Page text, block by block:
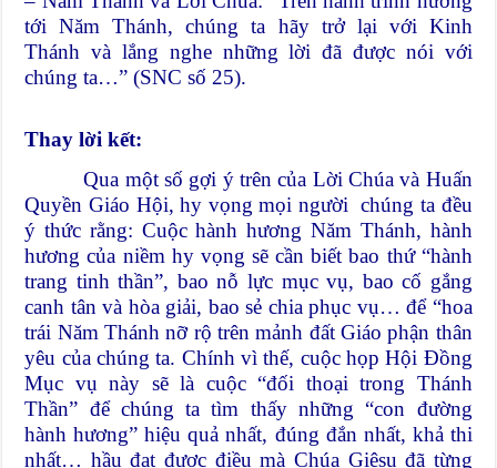
tới Năm Thánh, chúng ta hãy trở lại với Kinh
Thánh và lắng nghe những lời đã được nói với
chúng ta…” (SNC số 25).
Thay lời kết:
Qua một số gợi ý trên của Lời Chúa và Huấn
Quyền Giáo Hội, hy vọng mọi người chúng ta đều
ý thức rằng: Cuộc hành hương Năm Thánh, hành
hương của niềm hy vọng sẽ cần biết bao thứ “hành
trang tinh thần”, bao nỗ lực mục vụ, bao cố gắng
canh tân và hòa giải, bao sẻ chia phục vụ… để “hoa
trái Năm Thánh nỡ rộ trên mảnh đất Giáo phận thân
yêu của chúng ta. Chính vì thế, cuộc họp Hội Đồng
Mục vụ này sẽ là cuộc “đối thoại trong Thánh
Thần” để chúng ta tìm thấy những “con đường
hành hương” hiệu quả nhất, đúng đắn nhất, khả thi
nhất… hầu đạt được điều mà Chúa Giêsu đã từng